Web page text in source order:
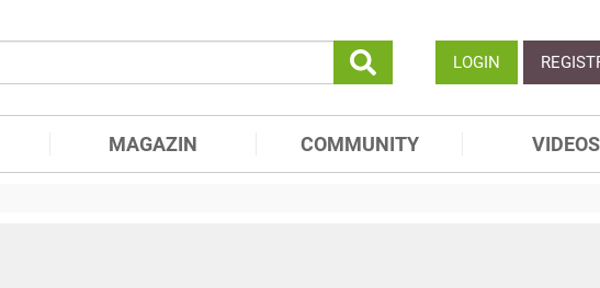
LOGIN
MAGAZIN COMMUNITY VIDEOS